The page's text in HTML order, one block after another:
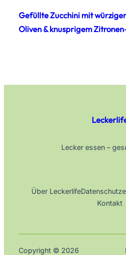
Gefüllte Zucchini mit
Oliven & knusprigem
Lecker essen –
Über Leckerlife
Kontakt
Copyright © 2026